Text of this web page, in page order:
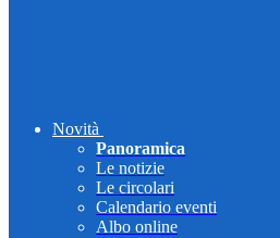
Novità
Panoramica
Le notizie
Le circolari
Calendario eventi
Albo online